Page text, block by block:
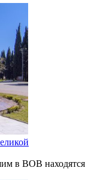
в ВОВ находятся